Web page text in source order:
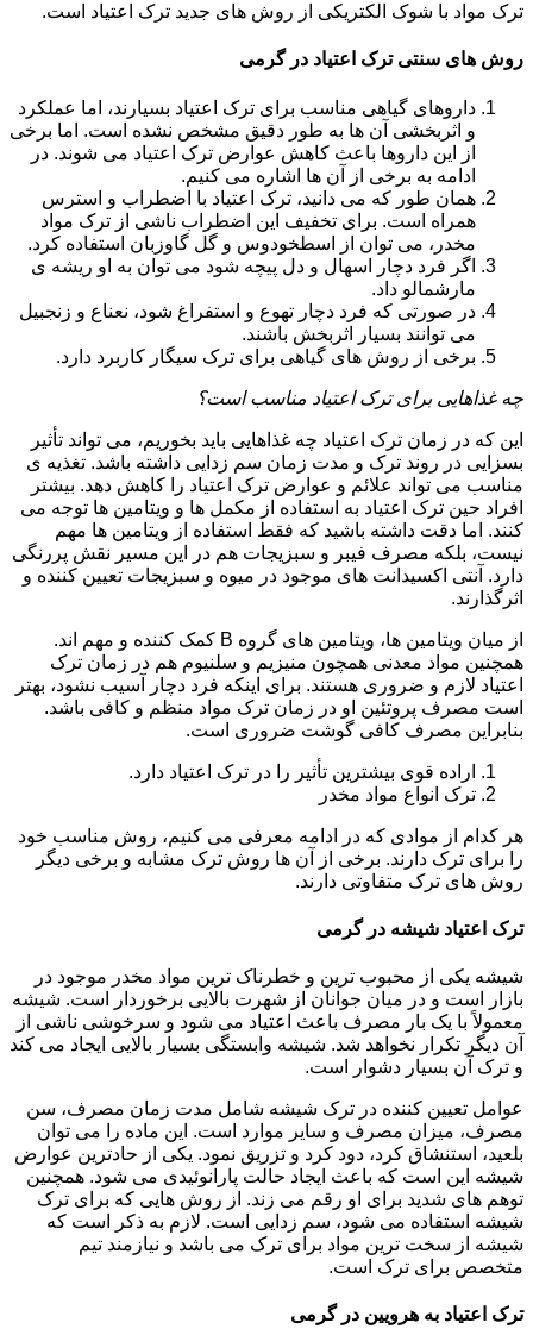
ترک مواد با شوک الکتریکی از روش های جدید ترک اعتیاد است.
روش های سنتی ترک اعتیاد در گرمی
داروهای گیاهی مناسب برای ترک اعتیاد بسیارند، اما عملکرد
و اثربخشی آن ها به طور دقیق مشخص نشده است. اما برخی
از این داروها باعث کاهش عوارض ترک اعتیاد می شوند. در
ادامه به برخی از آن ها اشاره می کنیم.
همان طور که می دانید، ترک اعتیاد با اضطراب و استرس
همراه است. برای تخفیف این اضطراب ناشی از ترک مواد
مخدر، می توان از اسطخودوس و گل گاوزبان استفاده کرد.
اگر فرد دچار اسهال و دل پیچه شود می توان به او ریشه ی
مارشمالو داد.
در صورتی که فرد دچار تهوع و استفراغ شود، نعناع و زنجبیل
می توانند بسیار اثربخش باشند.
برخی از روش های گیاهی برای ترک سیگار کاربرد دارد.
چه غذاهایی برای ترک اعتیاد مناسب است؟
این که در زمان ترک اعتیاد چه غذاهایی باید بخوریم، می تواند تأثیر
بسزایی در روند ترک و مدت زمان سم زدایی داشته باشد. تغذیه ی
مناسب می تواند علائم و عوارض ترک اعتیاد را کاهش دهد. بیشتر
افراد حین ترک اعتیاد به استفاده از مکمل ها و ویتامین ها توجه می
کنند. اما دقت داشته باشید که فقط استفاده از ویتامین ها مهم
نیست، بلکه مصرف فیبر و سبزیجات هم در این مسیر نقش پررنگی
دارد. آنتی اکسیدانت های موجود در میوه و سبزیجات تعیین کننده و
اثرگذارند.
از میان ویتامین ها، ویتامین های گروه B کمک کننده و مهم اند.
همچنین مواد معدنی همچون منیزیم و سلنیوم هم در زمان ترک
اعتیاد لازم و ضروری هستند. برای اینکه فرد دچار آسیب نشود، بهتر
است مصرف پروتئین او در زمان ترک مواد منظم و کافی باشد.
بنابراین مصرف کافی گوشت ضروری است.
اراده قوی بیشترین تأثیر را در ترک اعتیاد دارد.
ترک انواع مواد مخدر
هر کدام از موادی که در ادامه معرفی می کنیم، روش مناسب خود
را برای ترک دارند. برخی از آن ها روش ترک مشابه و برخی دیگر
روش های ترک متفاوتی دارند.
ترک اعتیاد شیشه در گرمی
شیشه یکی از محبوب ترین و خطرناک ترین مواد مخدر موجود در
بازار است و در میان جوانان از شهرت بالایی برخوردار است. شیشه
معمولاً با یک بار مصرف باعث اعتیاد می شود و سرخوشی ناشی از
آن دیگر تکرار نخواهد شد. شیشه وابستگی بسیار بالایی ایجاد می کند
و ترک آن بسیار دشوار است.
عوامل تعیین کننده در ترک شیشه شامل مدت زمان مصرف، سن
مصرف، میزان مصرف و سایر موارد است. این ماده را می توان
بلعید، استنشاق کرد، دود کرد و تزریق نمود. یکی از حادترین عوارض
شیشه این است که باعث ایجاد حالت پارانوئیدی می شود. همچنین
توهم های شدید برای او رقم می زند. از روش هایی که برای ترک
شیشه استفاده می شود، سم زدایی است. لازم به ذکر است که
شیشه از سخت ترین مواد برای ترک می باشد و نیازمند تیم
متخصص برای ترک است.
ترک اعتیاد به هرویین در گرمی